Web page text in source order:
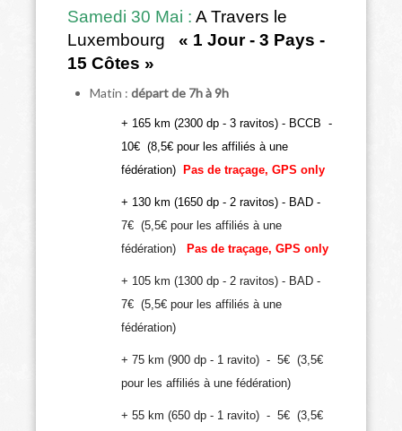
Samedi 30 Mai : A Travers le
Luxembourg « 1 Jour - 3 Pays -
15 Côtes »
Matin : départ de 7h à 9h
+ 165 km (2300 dp - 3 ravitos) - BCCB -
10€ (8,5€ pour les affiliés à une
fédération)
Pas de traçage, GPS only
+ 130 km (1650 dp - 2 ravitos) - BAD -
7€ (5,5€ pour les affiliés à une
fédération)
Pas de traçage, GPS only
+ 105 km (1300 dp - 2 ravitos) - BAD -
7€ (5,5€ pour les affiliés à une
fédération)
+ 75 km (900 dp - 1 ravito) - 5€ (3,5€
pour les affiliés à une fédération)
+ 55 km (650 dp - 1 ravito) - 5€ (3,5€